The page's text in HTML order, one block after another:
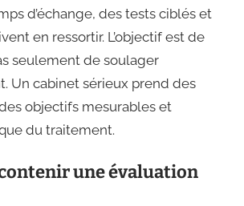
d’échange, des tests ciblés et
en ressortir. L’objectif est de
seulement de soulager
Un cabinet sérieux prend des
objectifs mesurables et
du traitement.
une évaluation